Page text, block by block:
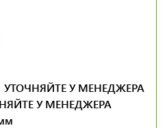
УТОЧНЯЙТЕ У МЕНЕДЖЕРА
У МЕНЕДЖЕРА